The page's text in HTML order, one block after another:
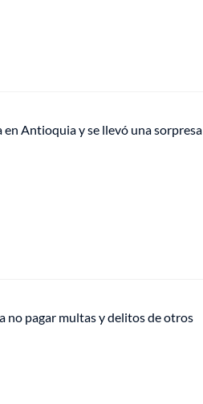
Antioquia y se llevó una sorpresa
no pagar multas y delitos de otros